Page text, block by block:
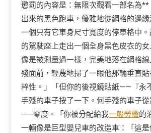
懲罰的內容是：無限次觀看一部名為
出來的黑色跑車，優雅地從網格的邊
一個只有它車身尺寸寬度的停車格中
的駕駛座上走出一個全身黑色皮衣的
像是被測量過一樣，完美地落在網格
殘面前，輕蔑地掃了一眼他那輛垂直
粹性。」「但你的後視鏡貼紙——『永
手殘的車子按了一下。何手殘的車子
——零度。「你被分配給我一般勞檢的
一輛像是巨型嬰兒車的改造車：「這